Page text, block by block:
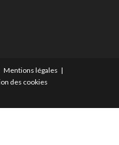
Mentions légales
des cookies